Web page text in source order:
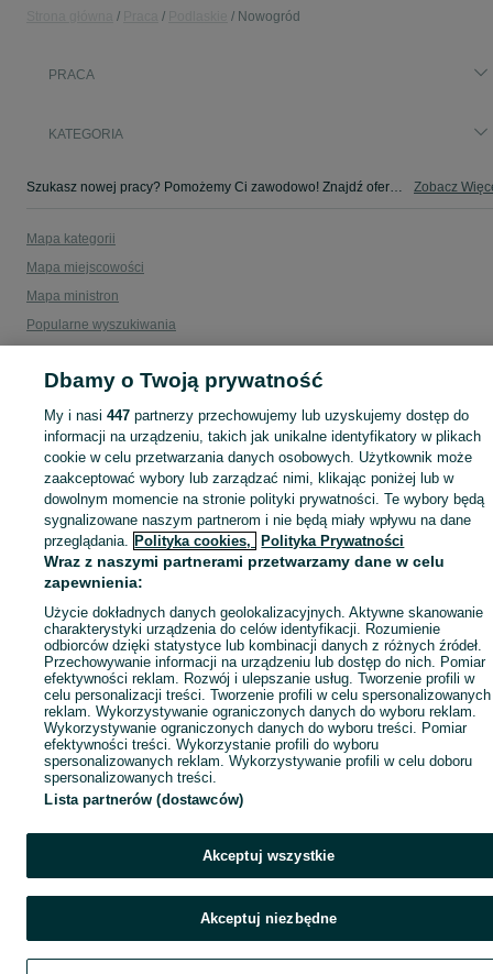
Nowogród
PRACA
KATEGORIA
Szukasz nowej pracy? Pomożemy Ci zawodowo! Znajdź ofertę dla siebie w kategorii Praca na OLX - Nowogród i okolice! Zobacz
Mapa kategorii
Mapa miejscowości
Mapa ministron
Popularne wyszukiwania
Dbamy o Twoją prywatność
My i nasi447 partnerzy przechowujemy lub uzyskujemy dostęp do
informacji na urządzeniu, takich jak unikalne identyfikatory w plikach
cookie w celu przetwarzania danych osobowych. Użytkownik może
zaakceptować wybory lub zarządzać nimi, klikając poniżej lub w
dowolnym momencie na stronie polityki prywatności. Te wybory będą
sygnalizowane naszym partnerom i nie będą miały wpływu na dane
przeglądania. Polityka cookies, Polityka Prywatności
Wraz z naszymi partnerami przetwarzamy dane w celu
zapewnienia:
Użycie dokładnych danych geolokalizacyjnych. Aktywne skanowanie
charakterystyki urządzenia do celów identyfikacji. Rozumienie
odbiorców dzięki statystyce lub kombinacji danych z różnych źródeł.
Przechowywanie informacji na urządzeniu lub dostęp do nich. Pomiar
efektywności reklam. Rozwój i ulepszanie usług. Tworzenie profili w
celu personalizacji treści. Tworzenie profili w celu spersonalizowanych
reklam. Wykorzystywanie ograniczonych danych do wyboru reklam.
Wykorzystywanie ograniczonych danych do wyboru treści. Pomiar
efektywności treści. Wykorzystanie profili do wyboru
spersonalizowanych reklam. Wykorzystywanie profili w celu doboru
spersonalizowanych treści.
Lista partnerów (dostawców)
Akceptuj wszystkie
Akceptuj niezbędne